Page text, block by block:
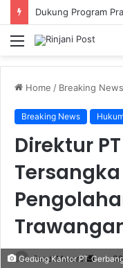
Menu
Home / Breaking News
Breaking News
Direktur
Fendi Marero
Send
Gedung Kantor PT